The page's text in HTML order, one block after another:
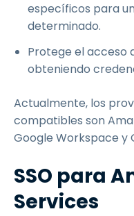
específicos para
determinado.
Protege el acceso
obteniendo
Actualmente, los
compatibles son
Google Workspace y
SSO para
Services